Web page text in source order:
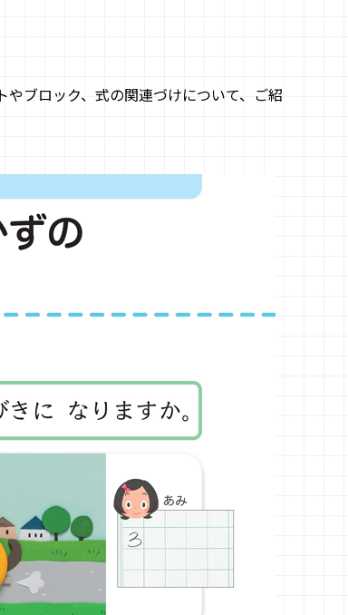
ブロック、式の関連づけについて、ご紹